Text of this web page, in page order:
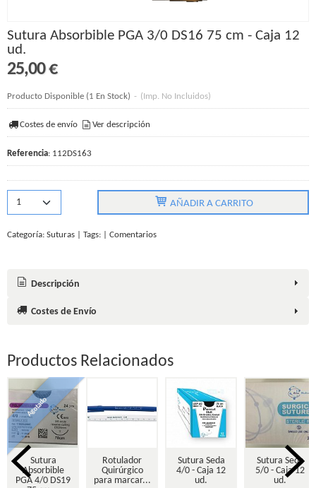
Sutura Absorbible PGA 3/0 DS16 75 cm - Caja 12
ud.
25,00 €
Producto Disponible (1 En Stock) - (Imp. No Incluidos)
Costes de envío Ver descripción
Referencia: 112DS163
AÑADIR A CARRITO
Categoría: Suturas Tags: Comentarios
Descripción
Costes de Envío
Productos Relacionados
Agotado
Sutura
Absorbible
PGA 4/0 DS19
Rotulador
Quirúrgico
para marcar...
Sutura Seda
4/0 - Caja 12
ud.
Sutura Seda
5/0 - Caja 12
ud.